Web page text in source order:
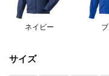
ネイビー
サイズ